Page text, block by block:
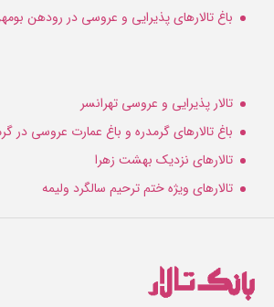
باغ تالارهای پذیرایی و عروسی در رودهن
تالار پذیرایی و عروسی تهرانسر
باغ تالارهای گرمدره و باغ عمارت عروسی در
تالارهای نزدیک بهشت زهرا
تالارهای ویژه ختم ترحیم سالگرد ولیمه